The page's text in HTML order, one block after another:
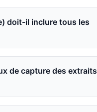
doit-il inclure tous les
de capture des extraits